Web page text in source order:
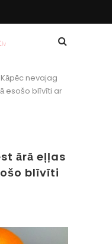
Kāpēc nevajag
esošo blīvīti ar
ārā eļļas
blīvīti